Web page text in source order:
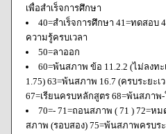
เพื่อสำเร็จการศึกษา
40=สำเร็จการศึกษา 41=ทดสอบ
ความรู้ครบเวลา
50=ลาออก
60=พ้นสภาพ ข้อ 11.2.2 (ไม่ลงท
1.75) 63=พ้นสภาพ 16.7 (ครบระยะ
67=เรียนครบหลักสูตร 68=พ้นสภา
70=- 71=ถอนสภาพ ( 71 ) 72=
สภาพ (รอบสอง) 75=พ้นสภาพครบ